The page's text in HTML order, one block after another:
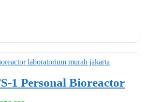
1 Personal Bioreactor